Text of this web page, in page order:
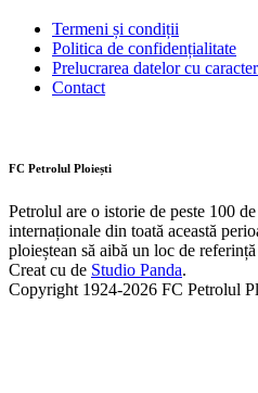
Termeni și condiții
Politica de confidențialitate
Prelucrarea datelor cu
Contact
FC Petrolul Ploiești
Petrolul are o istorie de peste 100
internaționale din toată această
ploieștean să aibă un loc de
Creat cu de Studio Panda.
Copyright 1924-2026 FC Petrolul